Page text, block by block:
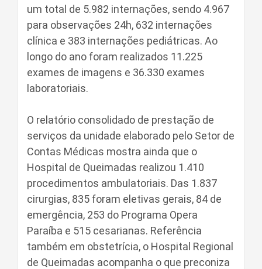
um total de 5.982 internações, sendo 4.967
para observações 24h, 632 internações
clínica e 383 internações pediátricas. Ao
longo do ano foram realizados 11.225
exames de imagens e 36.330 exames
laboratoriais.
O relatório consolidado de prestação de
serviços da unidade elaborado pelo Setor de
Contas Médicas mostra ainda que o
Hospital de Queimadas realizou 1.410
procedimentos ambulatoriais. Das 1.837
cirurgias, 835 foram eletivas gerais, 84 de
emergência, 253 do Programa Opera
Paraíba e 515 cesarianas. Referência
também em obstetrícia, o Hospital Regional
de Queimadas acompanha o que preconiza